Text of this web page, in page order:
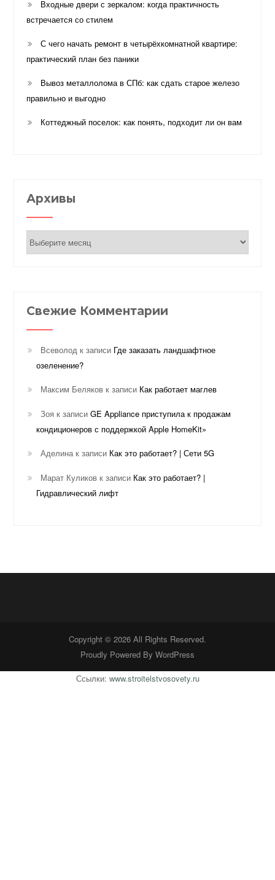
Входные двери с зеркалом: когда практичность
встречается со стилем
С чего начать ремонт в четырёхкомнатной квартире:
практический план без паники
Вывоз металлолома в СПб: как сдать старое железо
правильно и выгодно
Коттеджный поселок: как понять, подходит ли он вам
Архивы
Архивы
Свежие Комментарии
Всеволод к записи Где заказать ландшафтное
озеленение?
Максим Беляков к записи Как работает маглев
Зоя к записиGE Appliance приступила к продажам
кондиционеров с поддержкой Apple HomeKit»
Аделинак записи Как это работает? | Сети 5G
Марат Куликов к записи Как это работает? |
Гидравлический лифт
Copyright © 2026 All Rights Reserved.
Proudly Powered By WordPress
Ссылки: www.stroitelstvosovety.ru